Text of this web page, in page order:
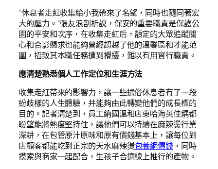
“休息者走紅收集給小我帶來了名望，同時也隨同著宏
大的壓力。”張友浪剖析說，保安的重要職責是保護公
園的平安和次序，在收集走紅后，額定的大眾追蹤關
心和合影懇求也能夠曾經超越了他的溫馨區和才能范
圍，招致其本職任務遭到攪擾，難以有用實行職責。
應清楚熟悉個人工作定位和生涯方法
收集走紅帶來的影響力，讓一些通俗休息者有了一段
紛歧樣的人生體驗，并能夠由此轉變他們的成長標的
目的。記者清楚到，員工納國溫和店東哈海英佳耦都
盼望能將熱度堅持住，讓他們可以持續在麻辣燙行業
深耕，在包管原汁原味和原有價錢基本上，讓每位到
店顧客都能吃到正宗的天水麻辣燙包養網價錢 ，同時
摸索與商家一起配合，生孩子合適線上推行的產物。